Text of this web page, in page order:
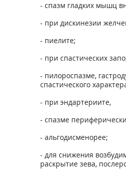
- спазм гладких мышц
- при дискинезии
- пиелите;
- при спастических
- пилороспазме,
спастического
- при эндартериите,
- спазме
- альгодисменорее;
- для снижения
раскрытие зева,